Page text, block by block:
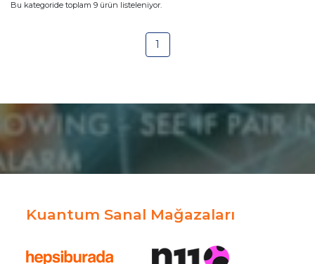
Bu kategoride toplam 9 ürün listeleniyor.
1
Kuantum Sanal Mağazaları